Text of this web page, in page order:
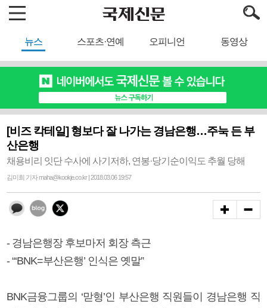
뉴스 스포츠·연예 오피니언 동영상
[비즈 칵테일] 형보다 잘 나가는 경남은행…주눅 든 부
산은행
채용비리 잇단 수사에 사기저하, 연봉·당기순이익도 추월 당해
김미희 기자 maha@kookje.co.kr | 2018.03.06 19:57
- 경남은행장 후보마저 회장 측근
- “‘BNK=부산은행’ 인식은 옛말”
BNK금융그룹의 ‘맏형’인 부산은행 직원들이 경남은행 직